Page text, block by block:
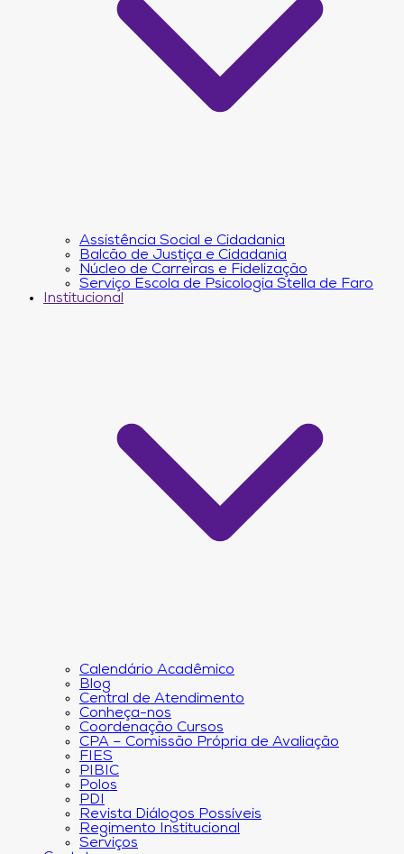
Assistência Social e Cidadania
Balcão de Justiça e Cidadania
Núcleo de Carreiras e Fidelização
Serviço Escola de Psicologia Stella de Faro
Institucional
Calendário Acadêmico
Blog
Central de Atendimento
Conheça-nos
Coordenação Cursos
CPA – Comissão Própria de Avaliação
FIES
PIBIC
Polos
PDI
Revista Diálogos Possíveis
Regimento Institucional
Serviços